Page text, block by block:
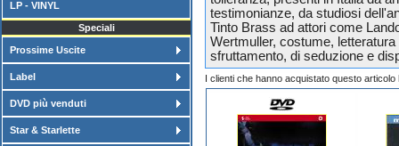
LP - VINYL
Speciali
Prossime Uscite
Label
DVD più venduti
Star & Starlette
testimonianze, da studiosi
Tinto Brass ad attori come
Wertmuller, costume,
sfruttamento, di seduzione e
I clienti che hanno acquistato questo